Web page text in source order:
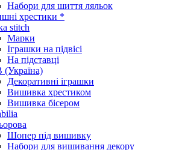
Набори для шиття ляльок
хрестики *
stitch
Марки
Іграшки на підвісі
На підставці
Декоративні іграшки
Вишивка хрестиком
Вишивка бісером
Шопер під вишивку
Набори для вишивання декору